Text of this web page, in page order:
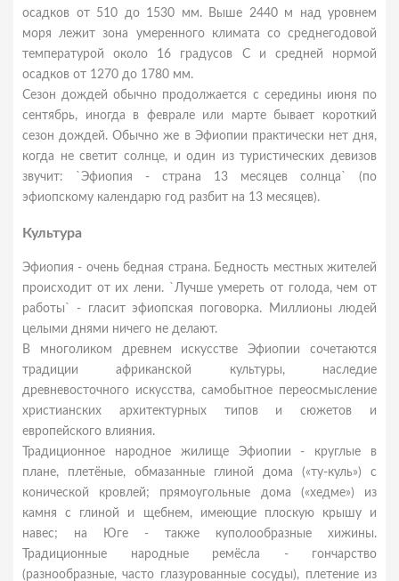
осадков от 510 до 1530 мм. Выше 2440 м над уровнем
моря лежит зона умеренного климата со среднегодовой
температурой около 16 градусов С и средней нормой
осадков от 1270 до 1780 мм.
Сезон дождей обычно продолжается с середины июня по
сентябрь, иногда в феврале или марте бывает короткий
сезон дождей. Обычно же в Эфиопии практически нет дня,
когда не светит солнце, и один из туристических девизов
звучит: `Эфиопия - страна 13 месяцев солнца` (по
эфиопскому календарю год разбит на 13 месяцев).
Культура
Эфиопия - очень бедная страна. Бедность местных жителей
происходит от их лени. `Лучше умереть от голода, чем от
работы` - гласит эфиопская поговорка. Миллионы людей
целыми днями ничего не делают.
В многоликом древнем искусстве Эфиопии сочетаются
традиции африканской культуры, наследие
древневосточного искусства, самобытное переосмысление
христианских архитектурных типов и сюжетов и
европейского влияния.
Традиционное народное жилище Эфиопии - круглые в
плане, плетёные, обмазанные глиной дома («ту-куль») с
конической кровлей; прямоугольные дома («хедме») из
камня с глиной и щебнем, имеющие плоскую крышу и
навес; на Юге - также куполообразные хижины.
Традиционные народные ремёсла - гончарство
(разнообразные, часто глазурованные сосуды), плетение из